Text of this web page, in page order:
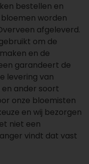
bestellen en
worden
afgeleverd.
om de
en de
garandeert de
levering van
ander soort
onze bloemisten
en wij bezorgen
niet een
vindt dat vast